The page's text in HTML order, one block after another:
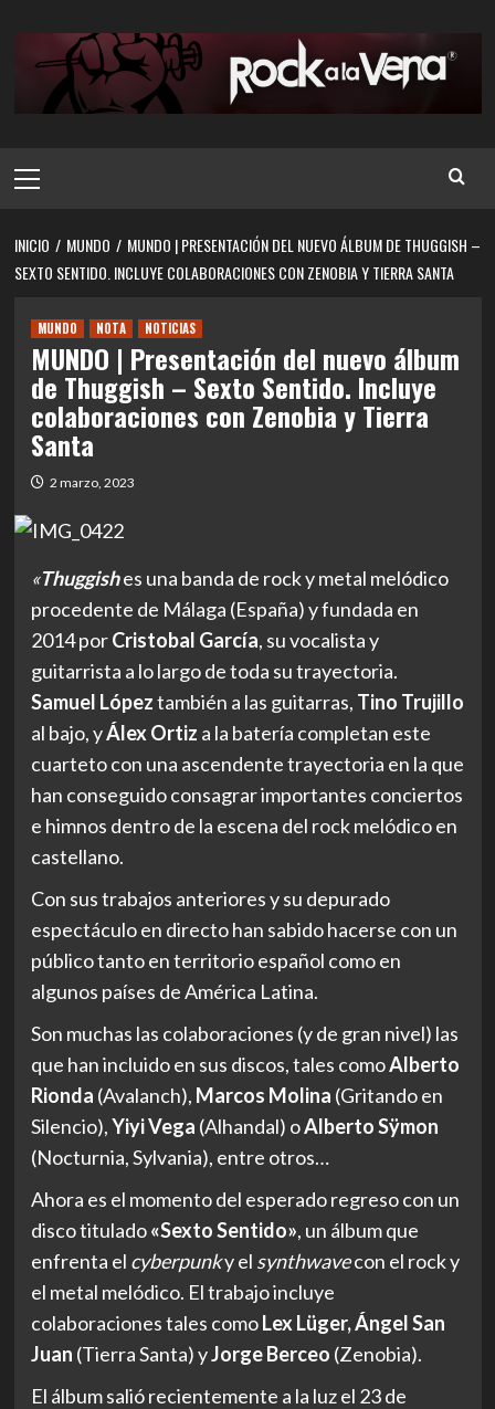
contenido
principal
INICIO MUNDO
MUNDO | PRESENTACIÓN DEL NUEVO ÁLBUM DE THUGGISH –
SEXTO SENTIDO. INCLUYE COLABORACIONES CON ZENOBIA Y TIERRA SANTA
MUNDO NOTA NOTICIAS
MUNDO | Presentación del nuevo álbum
de Thuggish – Sexto Sentido. Incluye
colaboraciones con Zenobia y Tierra
Santa
2 marzo, 2023
«Thuggish es una banda de rock y metal melódico
procedente de Málaga (España) y fundada en
2014 porCristobal García, su vocalista y
guitarrista a lo largo de toda su trayectoria.
Samuel Lópeztambién a las guitarras, Tino Trujillo
al bajo, yÁlex Ortiz a la batería completan este
cuarteto con una ascendente trayectoria en la que
han conseguido consagrar importantes conciertos
e himnos dentro de la escena del rock melódico en
castellano.
Con sus trabajos anteriores y su depurado
espectáculo en directo han sabido hacerse con un
público tanto en territorio español como en
algunos países de América Latina.
Son muchas las colaboraciones (y de gran nivel) las
que han incluido en sus discos, tales comoAlberto
Rionda (Avalanch), Marcos Molina (Gritando en
Silencio),Yiyi Vega (Alhandal) oAlberto Sÿmon
(Nocturnia, Sylvania), entre otros…
Ahora es el momento del esperado regreso con un
disco titulado«Sexto Sentido», un álbum que
enfrenta el cyberpunky el synthwavecon el rock y
el metal melódico. El trabajo incluye
colaboraciones tales comoLex Lüger, Ángel San
Juan (Tierra Santa) yJorge Berceo (Zenobia).
El álbum salió recientemente a la luz el 23 de